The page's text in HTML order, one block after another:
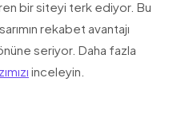
bir siteyi terk ediyor. Bu
rekabet avantajı
seriyor. Daha fazla
inceleyin.